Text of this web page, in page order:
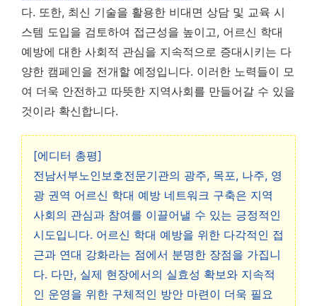
다. 또한, 최신 기술을 활용한 비대면 상담 및 교육 시
스템 도입을 검토하여 접근성을 높이고, 어르신 학대
예방에 대한 사회적 관심을 지속적으로 증대시키는 다
양한 캠페인을 전개할 예정입니다. 이러한 노력들이 모
여 더욱 안전하고 따뜻한 지역사회를 만들어갈 수 있을
것이라 확신합니다.
[에디터 총평]
전남서부노인보호전문기관의 광주, 목포, 나주, 영
광 권역 어르신 학대 예방 네트워크 구축은 지역
사회의 관심과 참여를 이끌어낼 수 있는 긍정적인
시도입니다. 어르신 학대 예방을 위한 다각적인 접
근과 연대 강화라는 점에서 분명한 장점을 가집니
다. 다만, 실제 현장에서의 실효성 확보와 지속적
인 운영을 위한 구체적인 방안 마련이 더욱 필요